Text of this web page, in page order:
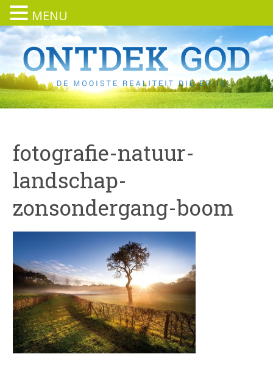
fotografie-natuur-
landschap-
zonsondergang-boom
MENU